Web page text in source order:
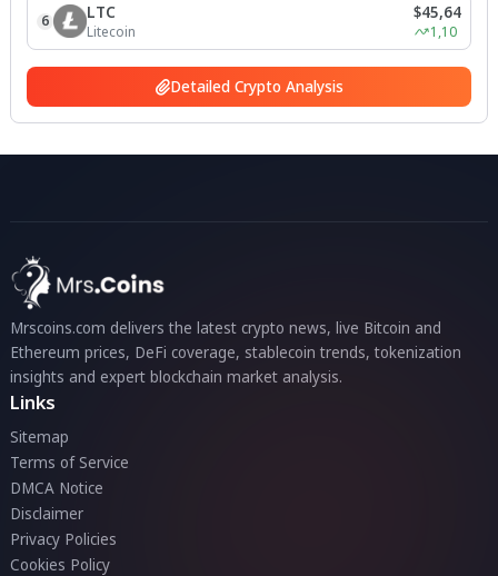
6 LTC
Litecoin
$45,64
1,10
Detailed Crypto Analysis
Mrscoins.com delivers the latest crypto news, live Bitcoin and
Ethereum prices, DeFi coverage, stablecoin trends, tokenization
insights and expert blockchain market analysis.
Links
Sitemap
Terms of Service
DMCA Notice
Disclaimer
Privacy Policies
Cookies Policy